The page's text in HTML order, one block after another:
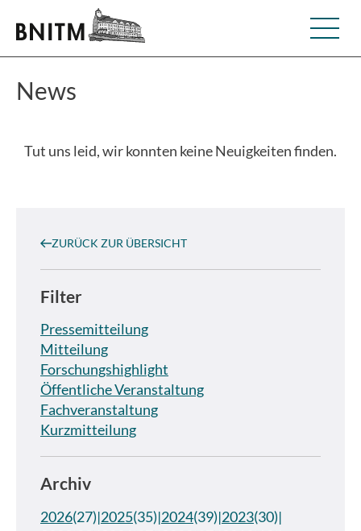
News
Tut uns leid, wir konnten keine Neuigkeiten finden.
ZURÜCK ZUR ÜBERSICHT
Filter
Pressemitteilung
Mitteilung
Forschungshighlight
Öffentliche Veranstaltung
Fachveranstaltung
Kurzmitteilung
Archiv
2026(27) 2025(35) 2024(39) 2023(30)